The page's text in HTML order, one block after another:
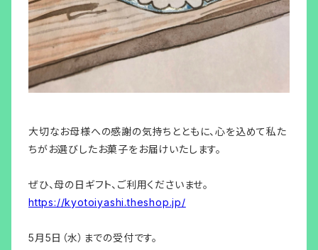
大切なお母様への感謝の気持ちとともに、心を込めて私た
ちがお選びしたお菓子をお届けいたします。
ぜひ、母の日ギフト、ご利用くださいませ。
https://kyotoiyashi.theshop.jp/
5月5日（水）までの受付です。